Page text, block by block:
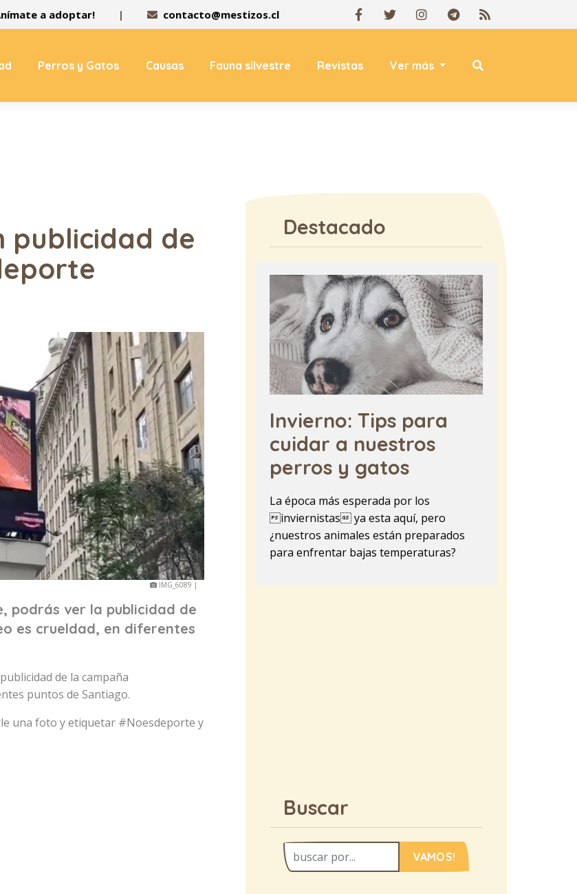
a adoptar! | contacto@mestizos.cl
Perros y Gatos Causas Fauna silvestre Revistas Ver más
publicidad de
IMG_6089 |
podrás ver la publicidad de
es crueldad, en diferentes
de la campaña
puntos de Santiago.
una foto y etiquetar #Noesdeporte y
Destacado
Invierno: Tips para
cuidar a nuestros
perros y gatos
La época más esperada por los
inviernistas ya esta aquí, pero
¿nuestros animales están preparados
para enfrentar bajas temperaturas?
Buscar
VAMOS!